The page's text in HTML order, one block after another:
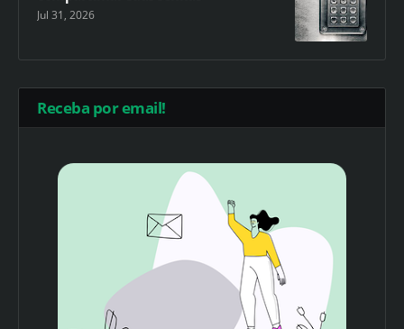
Jul 31, 2026
Receba por email!